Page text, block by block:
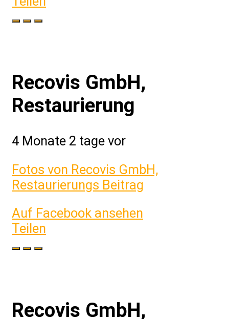
Recovis GmbH,
Restaurierung
4 Monate 2 tage vor
Fotos von Recovis GmbH,
Restaurierungs Beitrag
Auf Facebook ansehen
Teilen
Recovis GmbH,